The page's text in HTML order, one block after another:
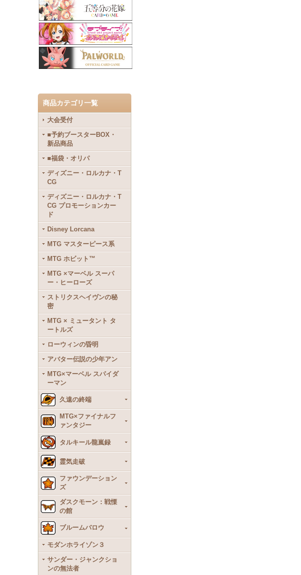
商品カテゴリ一覧
大会受付
■予約ブースターBOX・
新品商品
■福袋・オリパ
ディズニー・ロルカナ・T
CG
ディズニー・ロルカナ・T
CG プロモーションカー
ド
Disney Lorcana
MTG マスターピース系
MTG ホビット™
MTG ×マーベル スーパ
ー・ヒーローズ
ストリクスヘイヴンの秘
密
MTG × ミュータント タ
ートルズ
ローウィンの昏明
アバター伝説の少年アン
MTG×マーベル スパイダ
ーマン
久遠の終端
MTG×ファイナルフ
ァンタジー
タルキール龍嵐録
霊気走破
ファウンデーション
ズ
ダスクモーン：戦慄
の館
ブルームバロウ
モダンホライゾン３
サンダー・ジャンクショ
ンの無法者